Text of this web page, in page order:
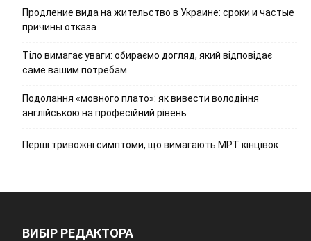
Продление вида на жительство в Украине: сроки и частые
причины отказа
Тіло вимагає уваги: обираємо догляд, який відповідає
саме вашим потребам
Подолання «мовного плато»: як вивести володіння
англійською на професійний рівень
Перші тривожні симптоми, що вимагають МРТ кінцівок
ВИБІР РЕДАКТОРА